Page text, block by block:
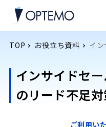
TOP お役立ち資料
インサイドセ
のリード不足
ご利用い